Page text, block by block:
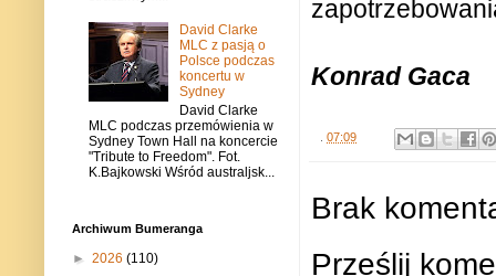
Konrad Gaca
. 07:09
Brak
Prześlij
David Clarke
MLC z pasją o
Polsce podczas
koncertu w
Sydney
David Clarke
MLC podczas przemówienia w
Sydney Town Hall na koncercie
"Tribute to Freedom". Fot.
K.Bajkowski Wśród australjsk...
Archiwum Bumeranga
► 2026 (110)